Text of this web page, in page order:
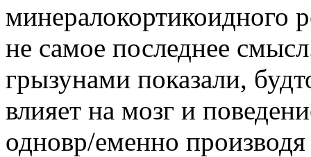
минералокортикоидного
не самое последнее
грызунами показали,
влияет на мозг и
одновр/еменно